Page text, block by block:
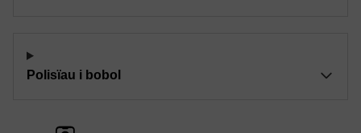
Polisïau i bobol